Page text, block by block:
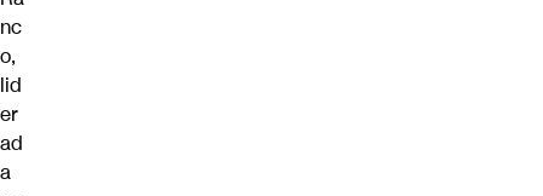
nc
o,
lid
er
ad
a